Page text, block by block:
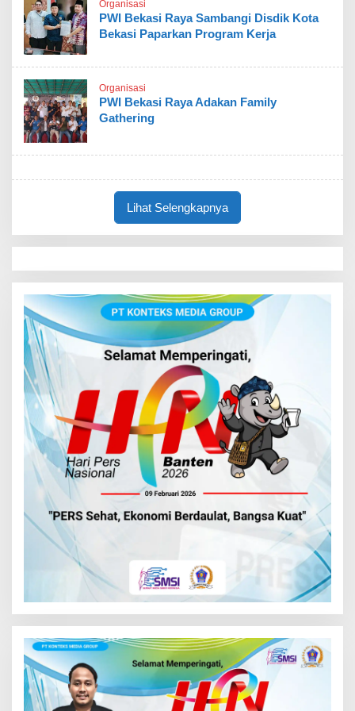
Organisasi
PWI Bekasi Raya Sambangi Disdik Kota
Bekasi Paparkan Program Kerja
Organisasi
PWI Bekasi Raya Adakan Family
Gathering
Lihat Selengkapnya